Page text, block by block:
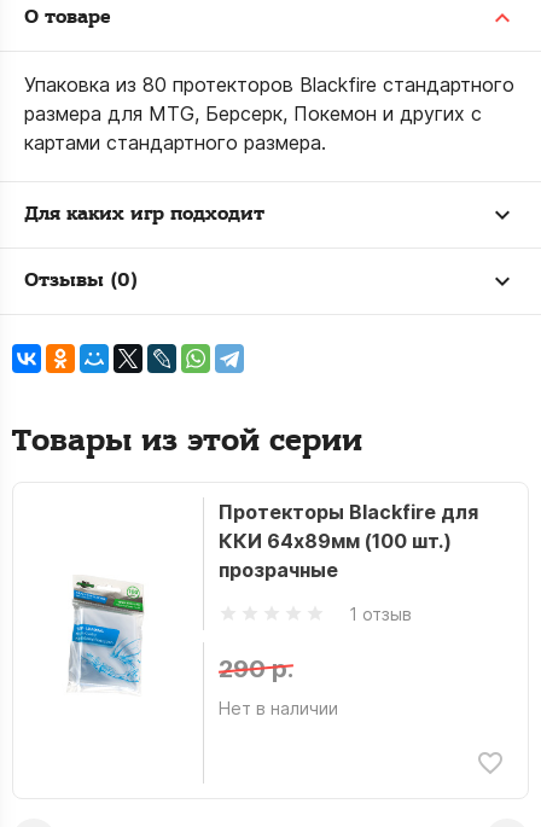
О товаре
Упаковка из 80 протекторов Blackfire стандартного
размера для MTG, Берсерк, Покемон и других с
картами стандартного размера.
Для каких игр подходит
Отзывы (0)
Товары из этой серии
Протекторы Blackfire для
ККИ 64x89мм (100 шт.)
прозрачные
1 отзыв
290 р.
Нет в наличии